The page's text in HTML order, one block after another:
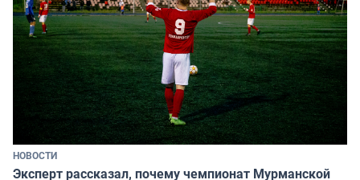
НОВОСТИ
Эксперт рассказал, почему чемпионат Мурманской